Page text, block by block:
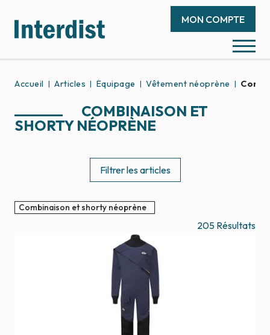
MON COMPTE
Accueil Articles Équipage Vêtement néoprène
COMBINAISON ET
SHORTY NÉOPRÈNE
Filtrer les articles
Combinaison et shorty néoprène
205 Résultats